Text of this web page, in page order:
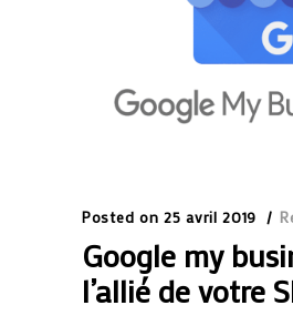
Posted on 25 avril 2019
Google my
l’allié de votre